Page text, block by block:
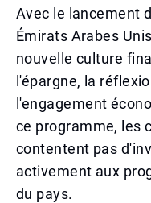
Avec le lancement
Émirats Arabes
nouvelle culture
l'épargne, la
l'engagement
ce programme, les
contentent pas
activement aux
du pays.